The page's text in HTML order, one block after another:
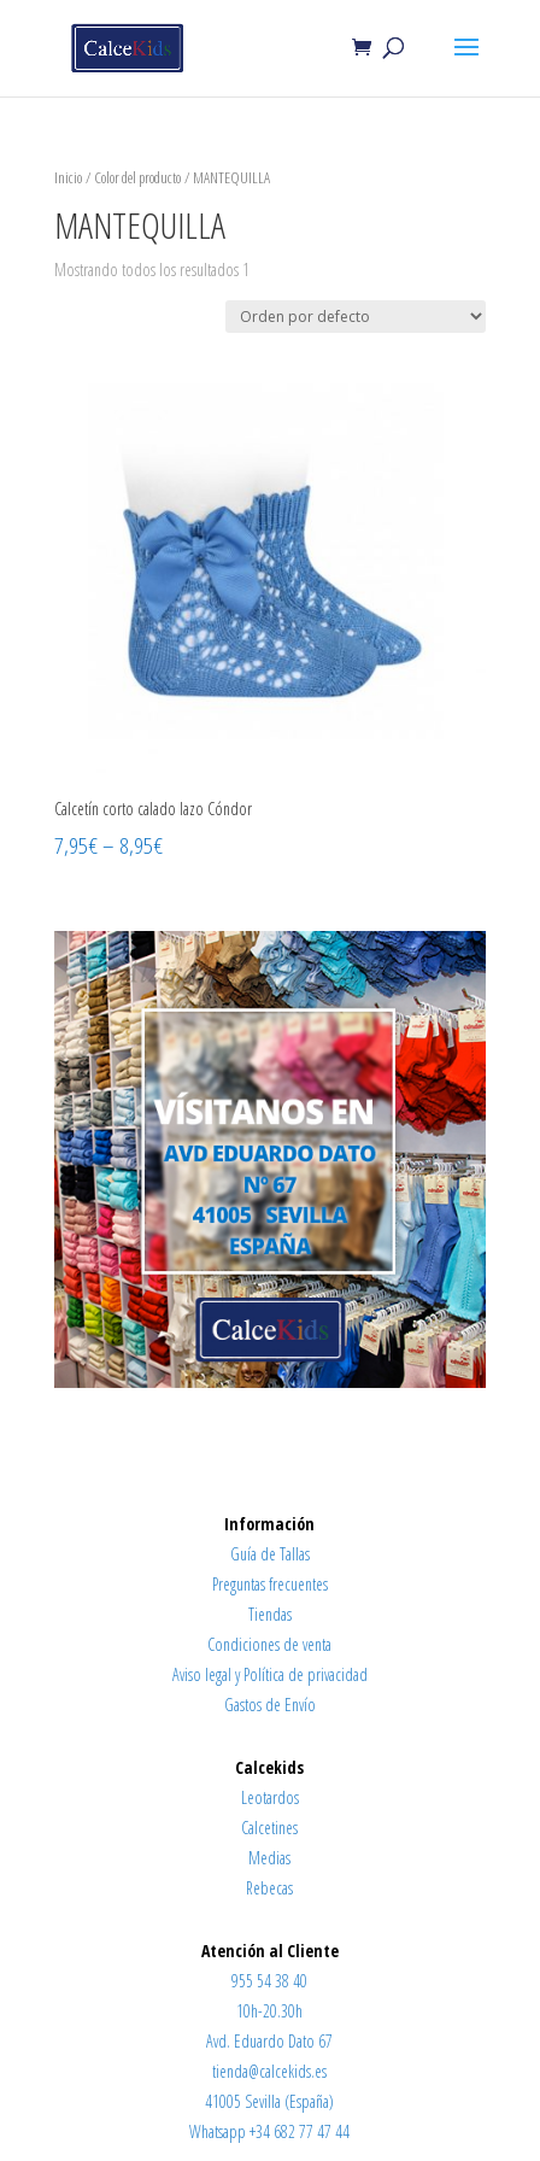
Inicio/ Color del producto / MANTEQUILLA
MANTEQUILLA
Mostrando todos los resultados 1
Calcetín corto calado lazo Cóndor
7,95€– 8,95€
Información
Guía de Tallas
Preguntas frecuentes
Tiendas
Condiciones de venta
Aviso legal y Política de privacidad
Gastos de Envío
Calcekids
Leotardos
Calcetines
Medias
Rebecas
Atención al Cliente
955 54 38 40
10h-20.30h
Avd. Eduardo Dato 67
tienda@calcekids.es
41005 Sevilla (España)
Whatsapp +34 682 77 47 44